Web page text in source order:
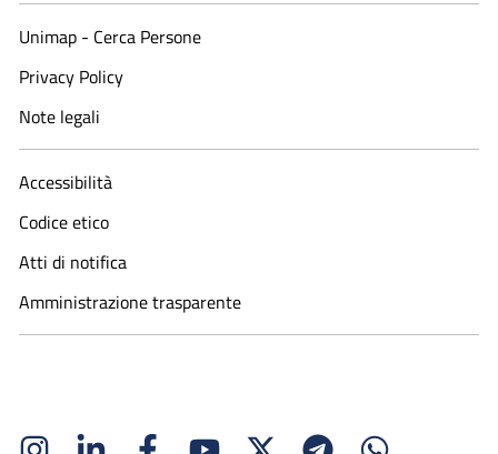
Unimap - Cerca Persone
Privacy Policy
Note legali
Accessibilità
Codice etico
Atti di notifica
Amministrazione trasparente